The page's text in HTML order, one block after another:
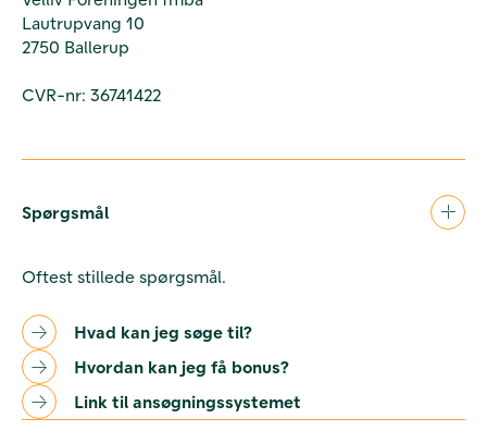
Lautrupvang 10
2750 Ballerup
CVR-nr: 36741422
Spørgsmål
Oftest stillede spørgsmål.
Hvad kan jeg søge til?
Hvordan kan jeg få bonus?
Link til ansøgningssystemet